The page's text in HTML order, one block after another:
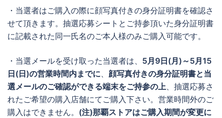
・当選者はご購入の際に顔写真付きの身分証明書を確認さ
せて頂きます。抽選応募シートとご持参頂いた身分証明書
に記載された同一氏名のご本人様のみご購入可能です。
・当選メールを受け取った当選者は、 5月9日(月)～5月15
日(日)の営業時間内までに、 顔写真付きの身分証明書と当
選メールのご確認ができる端末をご持参の上、抽選応募さ
れたご希望の購入店舗にてご購入下さい。営業時間外のご
購入はできません。 (注)那覇ストアはご購入期間が変更に